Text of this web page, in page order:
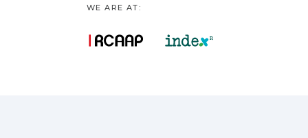
WE ARE AT: